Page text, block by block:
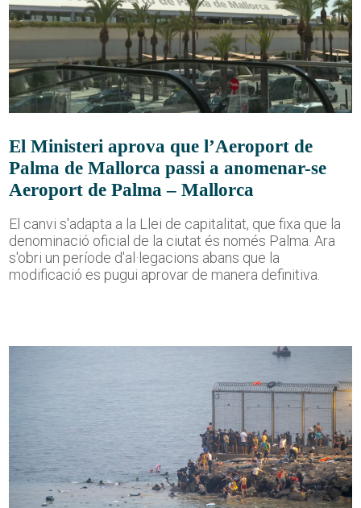
El Ministeri aprova que l’Aeroport de
Palma de Mallorca passi a anomenar-se
Aeroport de Palma – Mallorca
El canvi s'adapta a la Llei de capitalitat, que fixa que la
denominació oficial de la ciutat és només Palma. Ara
s'obri un període d'al·legacions abans que la
modificació es pugui aprovar de manera definitiva.